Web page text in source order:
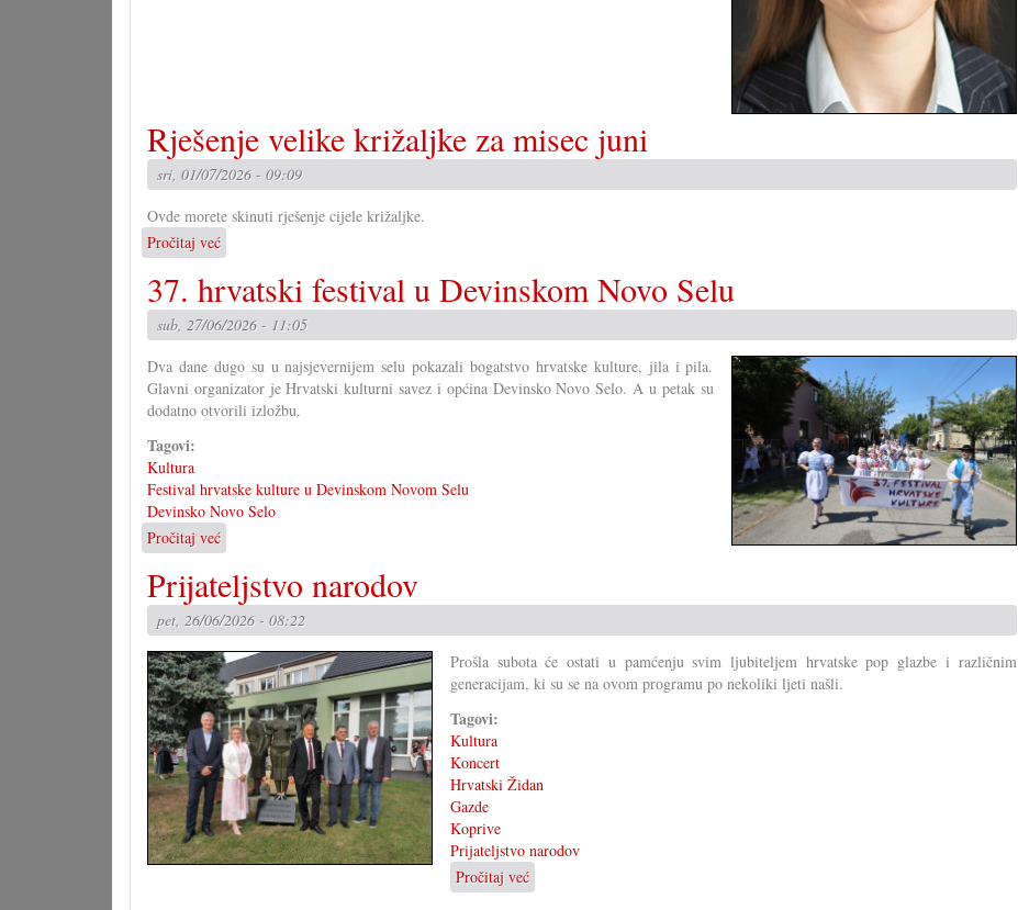
Rješenje velike križaljke za misec juni
sri, 01/07/2026 - 09:09
Ovde morete skinuti rješenje cijele križaljke.
Pročitaj već
Rješenje
velike
križaljke
za
juni
37. hrvatski festival u Devinskom Novo Selu
sub, 27/06/2026 - 11:05
Dva dane dugo su u najsjevernijem selu pokazali bogatstvo hrvatske kulture, jila i pila.
Glavni organizator je Hrvatski kulturni savez i općina Devinsko Novo Selo. A u petak su
dodatno otvorili izložbu.
Tagovi:
Kultura
Festival hrvatske kulture u Devinskom Novom Selu
Devinsko Novo Selo
Pročitaj već
37.
hrvatski
festival
u
Devinskom
Novo
Selu
Prijateljstvo narodov
pet, 26/06/2026 - 08:22
Prošla subota će ostati u pamćenju svim ljubiteljem hrvatske pop glazbe i različnim
generacijam, ki su se na ovom programu po nekoliki ljeti našli.
Tagovi:
Kultura
Koncert
Hrvatski Židan
Gazde
Koprive
Prijateljstvo narodov
Pročitaj već
Prijateljstvo